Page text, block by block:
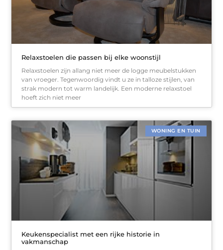
Relaxstoelen die passen bij elke woonstijl
Relaxstoelen zijn allang niet meer de logge meubelstukken
van vroeger. Tegenwoordig vindt u ze in talloze stijlen, van
strak modern tot warm landelijk. Een moderne relaxstoel
hoeft zich niet meer
WONING EN TUIN
Keukenspecialist met een rijke historie in
vakmanschap